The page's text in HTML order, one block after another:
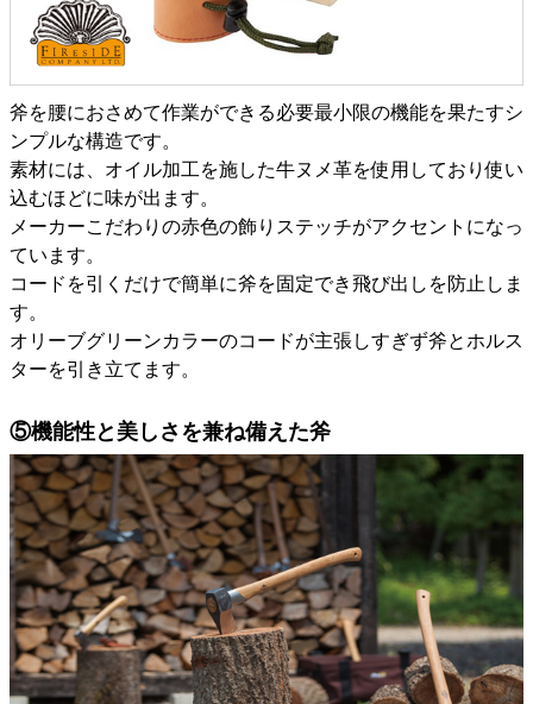
斧を腰におさめて作業ができる必要最小限の機能を果たすシ
ンプルな構造です。
素材には、オイル加工を施した牛ヌメ革を使用しており使い
込むほどに味が出ます。
メーカーこだわりの赤色の飾りステッチがアクセントになっ
ています。
コードを引くだけで簡単に斧を固定でき飛び出しを防止しま
す。
オリーブグリーンカラーのコードが主張しすぎず斧とホルス
ターを引き立てます。
⑤機能性と美しさを兼ね備えた斧